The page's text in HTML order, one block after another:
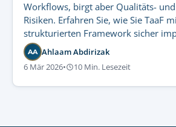
Workflows, birgt aber Qualitäts-
Risiken. Erfahren Sie, wie Sie TaaF
strukturierten Framework sicher
dabei Governance sowie
wahren.
AA Ahlaam Abdirizak
6 Mär 2026• 10 Min. Lesezeit